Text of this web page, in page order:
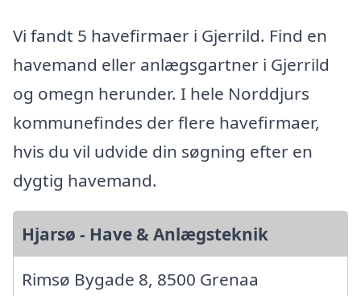
Vi fandt 5 havefirmaer i Gjerrild. Find en
havemand eller anlægsgartner i Gjerrild
og omegn herunder. I hele Norddjurs
kommunefindes der flere havefirmaer,
hvis du vil udvide din søgning efter en
dygtig havemand.
Hjarsø - Have & Anlægsteknik
Rimsø Bygade 8, 8500 Grenaa